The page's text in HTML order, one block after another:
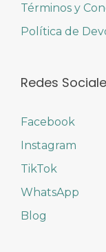
Términos y
Política de
Redes
Facebook
Instagram
TikTok
WhatsApp
Blog